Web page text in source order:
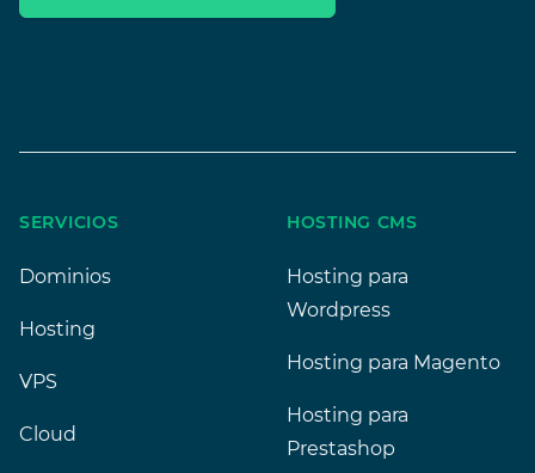
SERVICIOS
Dominios
Hosting
VPS
Cloud
HOSTING CMS
Hosting para
Wordpress
Hosting para Magento
Hosting para
Prestashop